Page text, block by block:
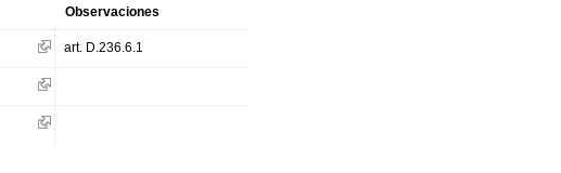
Observaciones
art. D.236.6.1